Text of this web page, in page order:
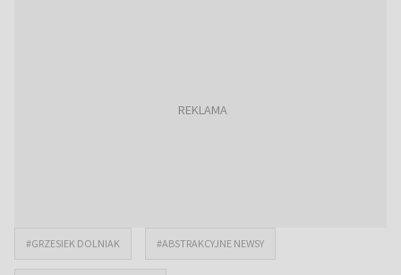
#GRZESIEK DOLNIAK #ABSTRAKCYJNE NEWSY